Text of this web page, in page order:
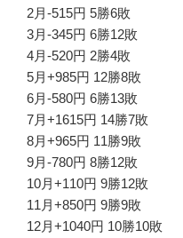
2月-515円 5勝6敗
3月-345円 6勝12敗
4月-520円 2勝4敗
5月+985円 12勝8敗
6月-580円 6勝13敗
7月+1615円 14勝7敗
8月+965円 11勝9敗
9月-780円 8勝12敗
10月+110円 9勝12敗
11月+850円 9勝9敗
12月+1040円 10勝10敗